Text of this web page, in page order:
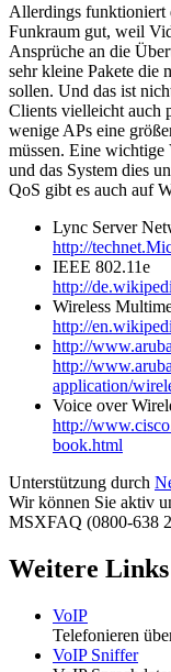
Allerdings funktioniert
Funkraum gut, weil
Ansprüche an die
sehr kleine Pakete die
sollen. Und das ist
Clients vielleicht auch
wenige APs eine
müssen. Eine wichtige
und das System dies
QoS gibt es auch auf
Lync Server
http://
IEEE 802.11e
http://
Wireless
http://
http://
http://
application/
Voice over
http://
book.html
Unterstützung durch
Wir können Sie aktiv
MSXFAQ (0800-638
Weitere Links
VoIP
Telefonieren
VoIP Sniffer